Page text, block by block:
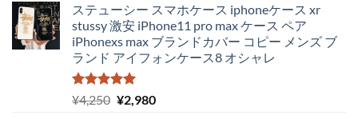
価
格
は
¥4,250
で
し
の
価
格
は
で
ステューシー スマホケース iphoneケース xr
stussy 激安 iPhone11 pro max ケース ペア
iPhonexs max ブランドカバー コピー メンズ ブ
ランド アイフォンケース8 オシャレ
5段階中
5.00
の評価
¥4,250 元
¥2,980現